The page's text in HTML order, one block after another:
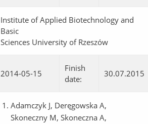
Institute of Applied Biotechnology and
Basic
Sciences University of Rzeszów
2014-05-15
Finish
date:
30.07.2015
Adamczyk J, Deręgowska A,
Skoneczny M, Skoneczna A,